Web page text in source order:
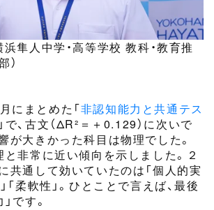
隼人中学・高等学校 教科・教育推
）
にまとめた「非認知能力と共通テス
」で、古文（ΔR²＝＋0.129）に次いで
が大きかった科目は物理でした。
と非常に近い傾向を示しました。２
共通して効いていたのは「個人的実
「柔軟性」。ひとことで言えば、最後
です。